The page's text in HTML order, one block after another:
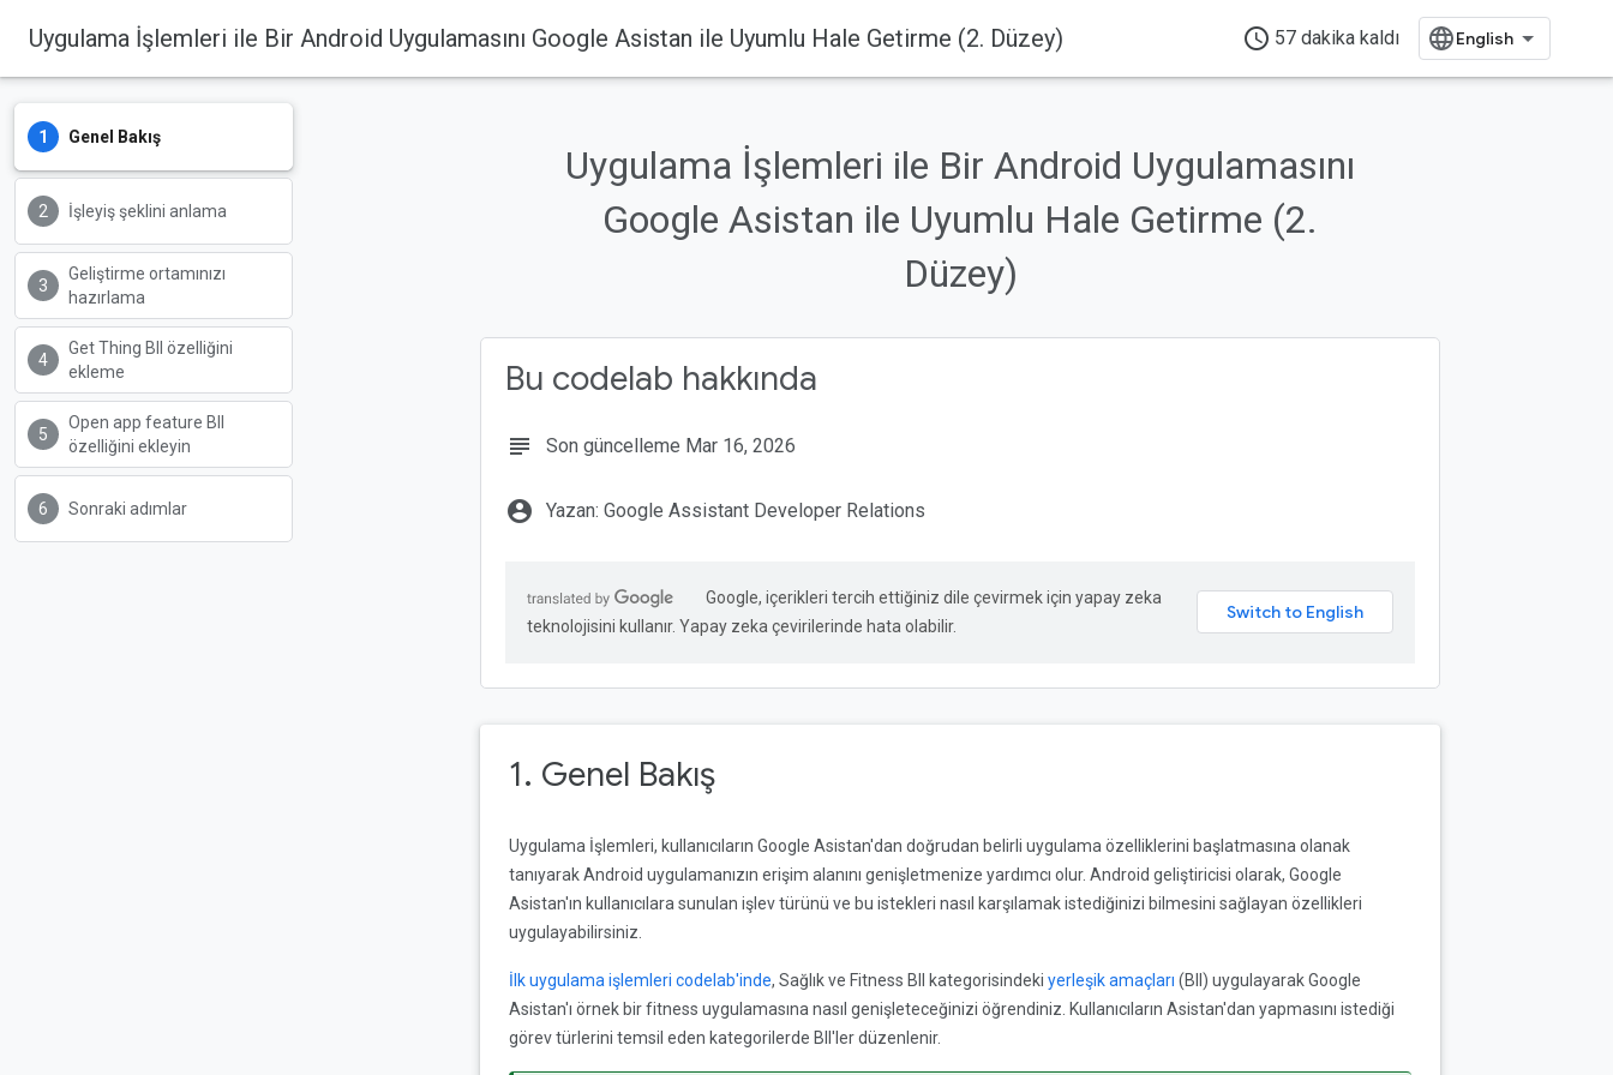
Uygulama İşlemleri ile Bir Android Uygulamasını Google Asistan ile Uyumlu Hale Getirme (2. Düzey) access_time 57 dakika kaldı
Genel Bakış
İşleyiş şeklini anlama
Geliştirme ortamınızı
hazırlama
Get Thing BII özelliğini
ekleme
Open app feature BII
özelliğini ekleyin
Sonraki adımlar
Uygulama İşlemleri ile Bir Android Uygulamasını
Google Asistan ile Uyumlu Hale Getirme (2.
Düzey)
Bu codelab hakkında
subject Son güncelleme Mar 16, 2026
account_circle Yazan: Google Assistant Developer Relations
Google, içerikleri tercih ettiğiniz dile çevirmek için yapay zeka
teknolojisini kullanır. Yapay zeka çevirilerinde hata olabilir.
1. Genel Bakış
Uygulama İşlemleri, kullanıcıların Google Asistan'dan doğrudan belirli uygulama özelliklerini başlatmasına olanak
tanıyarak Android uygulamanızın erişim alanını genişletmenize yardımcı olur. Android geliştiricisi olarak, Google
Asistan'ın kullanıcılara sunulan işlev türünü ve bu istekleri nasıl karşılamak istediğinizi bilmesini sağlayan özellikleri
uygulayabilirsiniz.
İlk uygulama işlemleri codelab'inde, Sağlık ve Fitness BII kategorisindeki yerleşik amaçları (BII) uygulayarak Google
Asistan'ı örnek bir fitness uygulamasına nasıl genişleteceğinizi öğrendiniz. Kullanıcıların Asistan'dan yapmasını istediği
görev türlerini temsil eden kategorilerde BII'ler düzenlenir.